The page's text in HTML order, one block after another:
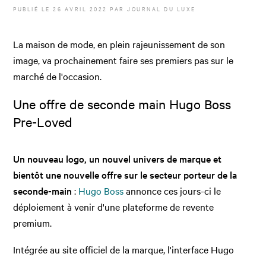
PUBLIÉ LE26 AVRIL 2022 PAR JOURNAL DU LUXE
La maison de mode, en plein rajeunissement de son
image, va prochainement faire ses premiers pas sur le
marché de l'occasion.
Une offre de seconde main Hugo Boss
Pre-Loved
Un nouveau logo, un nouvel univers de marque et
bientôt une nouvelle offre sur le secteur porteur de la
seconde-main: Hugo Bossannonce ces jours-ci le
déploiement à venir d'une plateforme de revente
premium.
Intégrée au site officiel de la marque, l'interface Hugo